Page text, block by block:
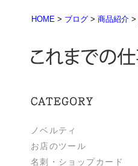
HOME > ブログ > 商品紹介 >
ノベルティ
お店のツール
名刺・ショップカード